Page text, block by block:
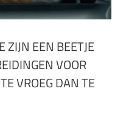
ZIJN EEN BEETJE
VOOR
VROEG DAN TE